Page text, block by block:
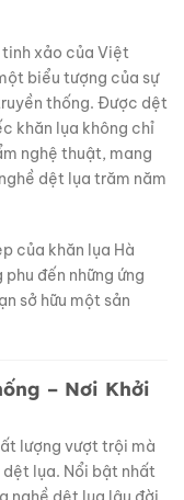
tinh xảo của Việt
biểu tượng của sự
thống. Được dệt
khăn lụa không chỉ
nghệ thuật, mang
dệt lụa trăm năm
của khăn lụa Hà
đến những ứng
sở hữu một sản
– Nơi Khởi
lượng vượt trội mà
lụa. Nổi bật nhất